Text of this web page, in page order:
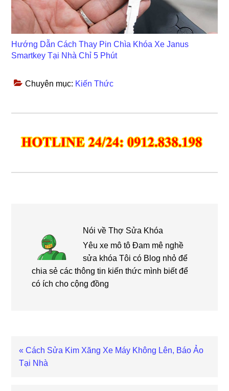
Hướng Dẫn Cách Thay Pin Chìa Khóa Xe Janus
Smartkey Tại Nhà Chỉ 5 Phút
Chuyên mục: Kiến Thức
Nói vềThợ Sửa Khóa
Yêu xe mô tô Đam mê nghề
sửa khóa Tôi có Blog nhỏ để
chia sẻ các thông tin kiến thức mình biết để
có ích cho cộng đồng
Bài
viết
« Cách Sửa Kim Xăng Xe Máy Không Lên, Báo Ảo
Tại Nhà